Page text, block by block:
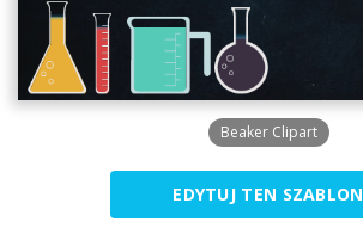
Beaker Clipart
EDYTUJ TEN SZABLON